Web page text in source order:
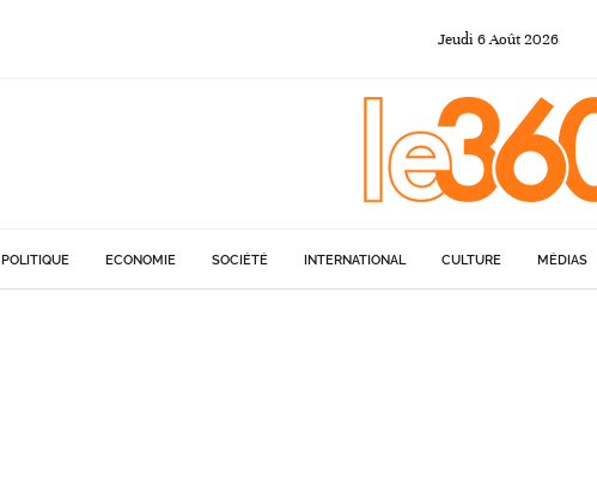
Jeudi 6Août 2026
POLITIQUE ECONOMIE SOCIÉTÉ INTERNATIONAL CULTURE MÉDIAS